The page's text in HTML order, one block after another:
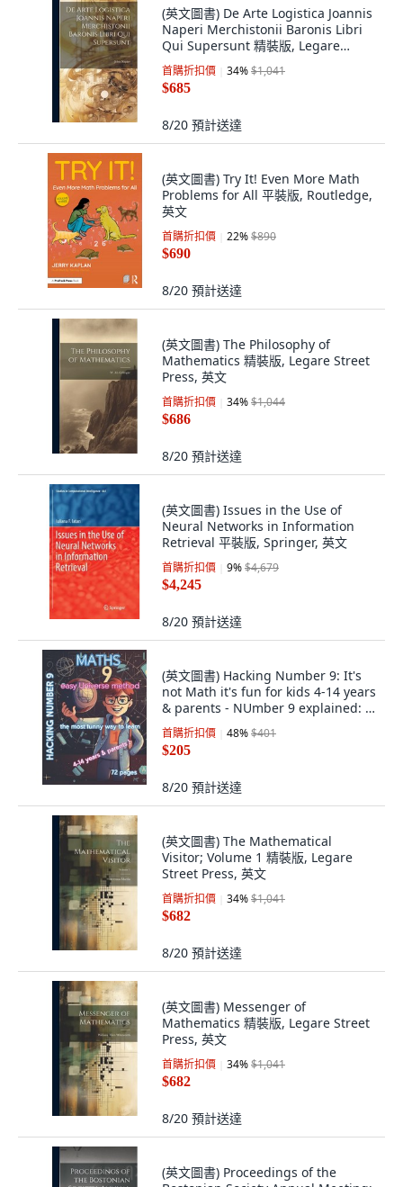
(英文圖書) De Arte Logistica Joannis
Naperi Merchistonii Baronis Libri
Qui Supersunt 精裝版, Legare
Street Press, 英文
首購折扣價 34%$1,041
$685
8/20 預計送達
(英文圖書) Try It! Even More Math
Problems for All 平裝版, Routledge,
英文
首購折扣價 22%$890
$690
8/20 預計送達
(英文圖書) The Philosophy of
Mathematics 精裝版, Legare Street
Press, 英文
首購折扣價 34%$1,044
$686
8/20 預計送達
(英文圖書) Issues in the Use of
Neural Networks in Information
Retrieval 平裝版, Springer, 英文
首購折扣價 9%$4,679
$4,245
8/20 預計送達
(英文圖書) Hacking Number 9: It's
not Math it's fun for kids 4-14 years
& parents - NUmber 9 explained: ...
平裝版, Independently Published,
英文
首購折扣價 48%$401
$205
8/20 預計送達
(英文圖書) The Mathematical
Visitor; Volume 1 精裝版, Legare
Street Press, 英文
首購折扣價 34%$1,041
$682
8/20 預計送達
(英文圖書) Messenger of
Mathematics 精裝版, Legare Street
Press, 英文
首購折扣價 34%$1,041
$682
8/20 預計送達
(英文圖書) Proceedings of the